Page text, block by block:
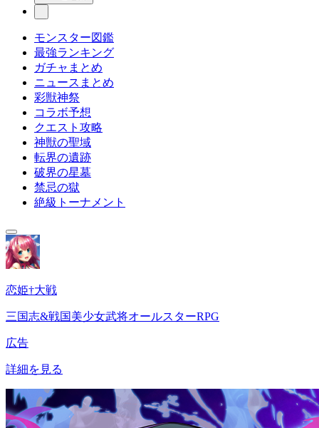
モンスター図鑑
最強ランキング
ガチャまとめ
ニュースまとめ
彩獣神祭
コラボ予想
クエスト攻略
神獣の聖域
転界の遺跡
破界の星墓
禁忌の獄
絶級トーナメント
恋姫†大戦
三国志&戦国美少女武将オールスターRPG
広告
詳細を見る